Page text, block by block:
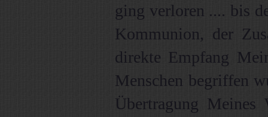
ging verloren .... bis
Kommunion, der
direkte Empfang
Menschen begriffen
Übertragung